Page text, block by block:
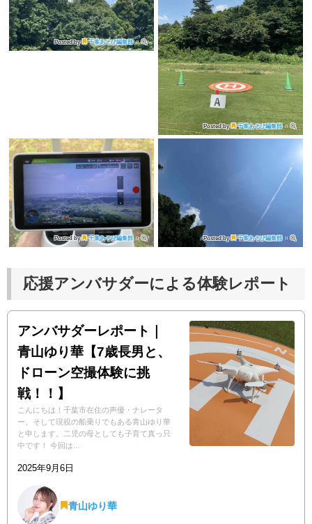
Posted by 千葉あそび編集部・
Posted by 千葉あそび編集部・
Posted by 千葉あそび編集部 ・ Posted by 千葉あそび編集部 ・
応援アンバサダーによる体験レポート
アンバサダーレポート｜
青山ゆり華【7歳長男と、
ドローン空撮体験に挑
戦！！】
こんにちは！千葉市在住の声優・ナレータ
ー。そして現役の船乗りでもある青山ゆり華
と申します。二児の母としても子育て真っ只
中です！ 今回は...
2025年9月6日
青山ゆり華